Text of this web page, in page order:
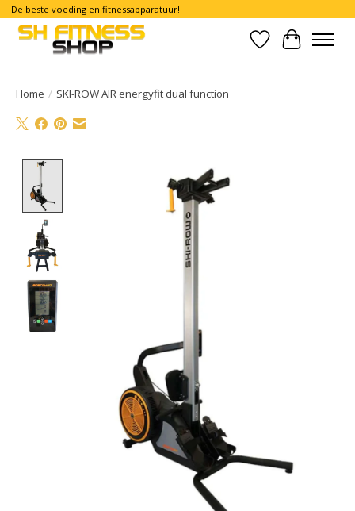
De beste voeding en fitnessapparatuur!
Verlanglijst
Home / SKI-ROW AIR energyfit dual function
Product image slideshow Items